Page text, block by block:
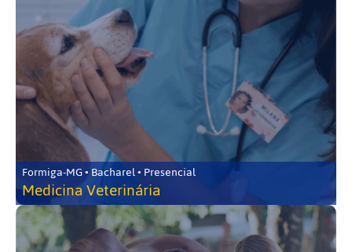
Formiga-MG • Bacharel • Presencial
Medicina Veterinária